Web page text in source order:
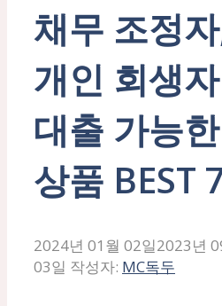
채무 조정
개인 회생자
대출 가능한
상품 BEST
2024년 01월 02일2023년
03일 작성자: MC독두